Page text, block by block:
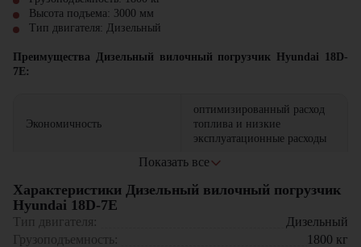
Высота подъема: 3000 мм
Тип двигателя: Дизельный
Преимущества Дизельный вилочный погрузчик Hyundai 18D-
7E:
Экономичность
оптимизированный расход
топлива и низкие
эксплуатационные расходы
усиленная конструкция
основных узлов и систем
Маневренность
компактные габариты и
улучшенная управляемость
Показать все
Характеристики Дизельный вилочный погрузчик
Hyundai 18D-7E
Тип двигателя:
Дизельный
Грузоподъемность:
1800 кг